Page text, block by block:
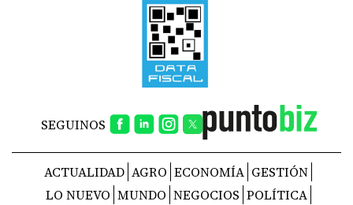
SEGUINOS
ACTUALIDAD AGRO ECONOMÍA GESTIÓN
LO NUEVO MUNDO NEGOCIOS POLÍTICA